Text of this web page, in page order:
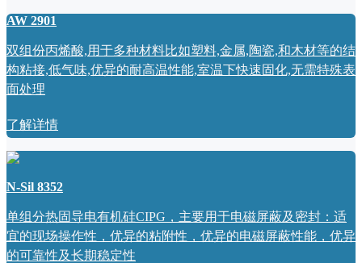
AW 2901
双组份丙烯酸,用于多种材料比如塑料,金属,陶瓷,和木材等的结
构粘接,低气味,优异的耐高温性能,室温下快速固化,无需特殊表
面处理
了解详情
N-Sil 8352
单组分热固导电有机硅CIPG，主要用于电磁屏蔽及密封：适
宜的现场操作性，优异的粘附性，优异的电磁屏蔽性能，优异
的可靠性及长期稳定性